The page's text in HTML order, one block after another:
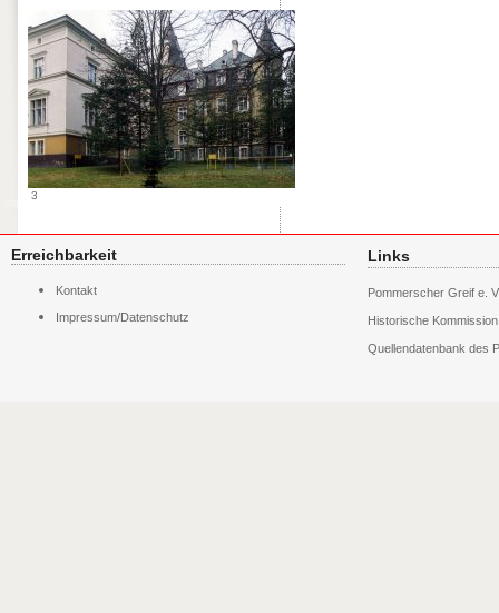
3
Erreichbarkeit
NavigationKontakt
Impressum/Datenschutz
Links
Pommerscher Greif e.
Historische
Quellendatenbank des